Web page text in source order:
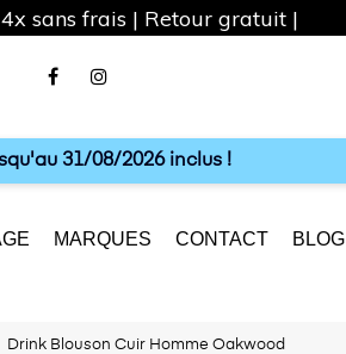
Facebook
31/08/2026 inclus !
MARQUES CONTACT BLOG
Drink Blouson Cuir Homme Oakwood
sans frais | Retour gratuit |